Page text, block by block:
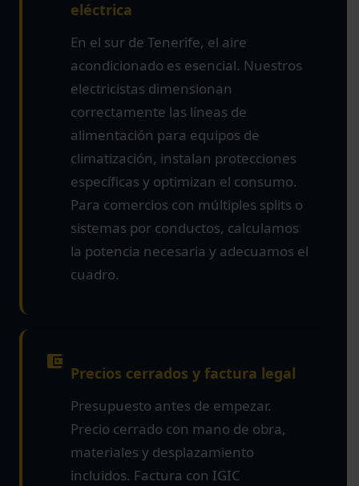
eléctrica
En el sur de Tenerife, el aire
acondicionado es esencial. Nuestros
electricistas dimensionan
correctamente las líneas de
alimentación para equipos de
climatización, instalan protecciones
específicas y optimizan el consumo.
Para comercios con múltiples splits o
sistemas por conductos, calculamos
la potencia necesaria y adecuamos el
cuadro.
Precios cerrados y factura legal
Presupuesto antes de empezar.
Precio cerrado con mano de obra,
materiales y desplazamiento
incluidos. Factura con IGIC